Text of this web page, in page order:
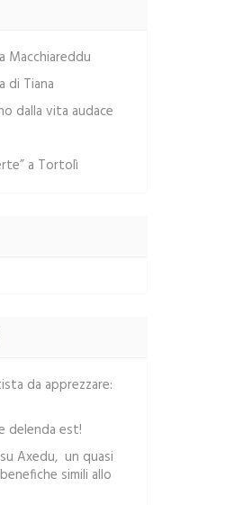
Macchiareddu
di Tiana
dalla vita audace
a Tortolì
da apprezzare:
delenda est!
Axedu, un quasi
simili allo